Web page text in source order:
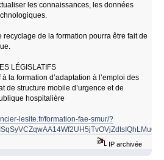
les connaissances, les données
recyclage de la formation pourra être fait de
LÉGISLATIFS
la formation d’adaptation à l’emploi des
de structure mobile d’urgence et de
hospitalière
lesite.fr/formation-fae-smur/?
IP archivée